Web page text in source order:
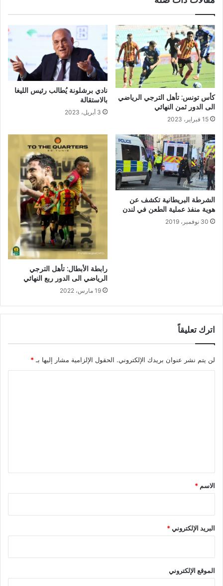
كأس تونس: تأهل الترجي الرياضي
الى الدور ثمن النهائي
15 فبراير، 2023
نادي برشلونة يُطالب رئيس الليغا
بالاستقالة
3 أبريل، 2023
الشرطة البريطانية تكشف عن
هوية منفذ عملية الطعن في لندن
30 نوفمبر، 2019
رابطة الأبطال: تأهل الترجي
الرياضي الى الدور ربع النهائي
19 مارس، 2022
اترك تعليقاً
لن يتم نشر عنوان بريدك الإلكتروني. الحقول الإلزامية مشار إليها بـ *
*
الاسم *
البريد الإلكتروني*
الموقع الإلكتروني